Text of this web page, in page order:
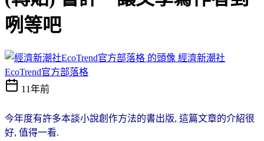
咧等吧
經濟新潮社
EcoTrend官方部落格
11年前
今年度有許多本談小說創作方法的書出版, 這篇文章的介紹很
好, 值得一看.